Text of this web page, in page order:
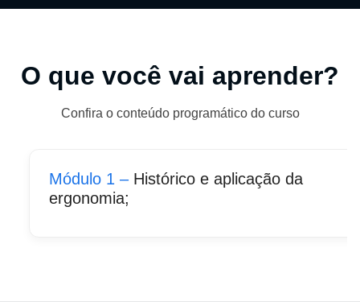
O que você vai aprender?
Confira o conteúdo programático do curso
Módulo 1 – Histórico e aplicação da
ergonomia;